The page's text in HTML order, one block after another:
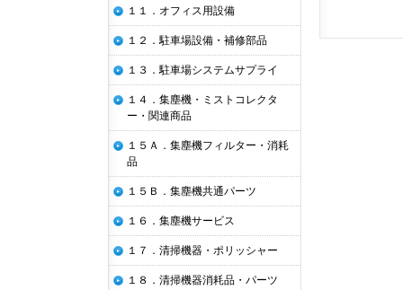
１１．オフィス用設備
１２．駐車場設備・補修部品
１３．駐車場システムサプライ
１４．集塵機・ミストコレクタ
ー・関連商品
１５Ａ．集塵機フィルター・消耗
品
１５Ｂ．集塵機共通パーツ
１６．集塵機サービス
１７．清掃機器・ポリッシャー
１８．清掃機器消耗品・パーツ